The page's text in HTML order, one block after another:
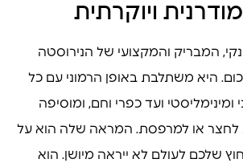
ויוקרתית
המבריק והמקצועי של הנירוסטה
היא משתלבת באופן הרמוני עם כל
ומינימליסטי ועד כפרי וחם, ומוסיפה
לחצר או למרפסת. המראה שלה הוא על
שלכם לעולם לא ייראה מיושן. הוא